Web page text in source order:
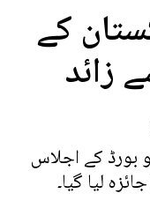
کے
سے زائد
بورڈ کے اجلاس
لیا گیا۔